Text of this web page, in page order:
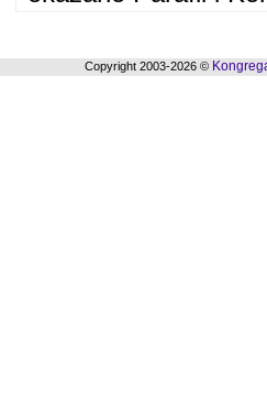
Copyright 2003-2026 ©